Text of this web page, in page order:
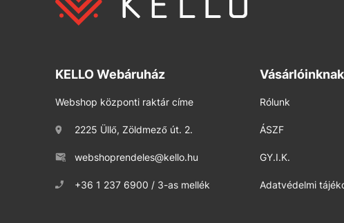
KELLO Webáruház
Webshop központi raktár címe
2225 Üllő, Zöldmező út. 2.
webshoprendeles@kello.hu
+36 1 237 6900 / 3-as mellék
Vásárlóinknak
Rólunk
ÁSZF
GY.I.K.
Adatvédelmi